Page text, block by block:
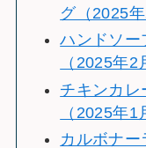
グ（2025
ハンドソー
（2025年2
チキンカ
（2025年1
カルボナ